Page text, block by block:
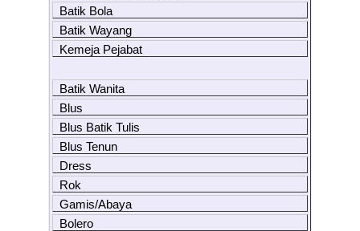
Batik Bola
Batik Wayang
Kemeja Pejabat
Batik Wanita
Blus
Blus Batik Tulis
Blus Tenun
Dress
Rok
Gamis/Abaya
Bolero